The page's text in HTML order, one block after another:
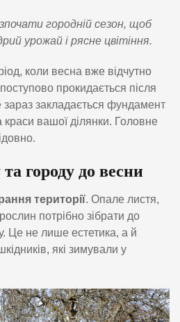
городній сезон, щоб
урожай і рясне цвітіння.
коли весна вже відчутно
прокидається після
закладається фундамент
вашої ділянки. Головне
городу до весни
території. Опале листя,
потрібно зібрати до
Це не лише естетика, а й
які зимували у